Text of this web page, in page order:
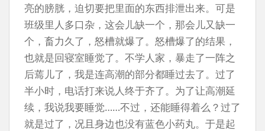
亮的膀胱，迫切要把里面的东西排泄出来。可是
班级里人多口杂，这会儿缺一个，那会儿又缺一
个，畜力久了，怒槽就爆了。怒槽爆了的结果，
也就是回寝室睡觉了。不学人家，暴走了一阵之
后蔫儿了，我是连高潮的部分都睡过去了。过了
半小时，电话打来说人终于齐了。为了让高潮延
续，我说我要睡觉……不过，还能睡得着么？过了
就是过了，况且身边也没有蓝色小药丸。于是起